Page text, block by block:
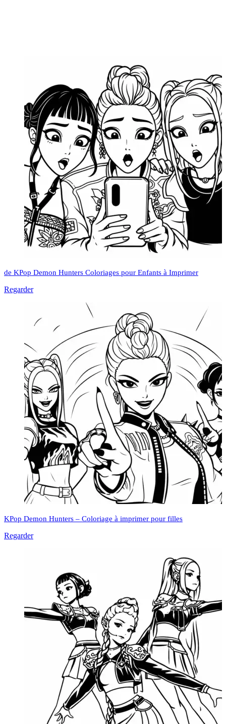
de KPop Demon Hunters Coloriages pour Enfants à Imprimer
Regarder
KPop Demon Hunters – Coloriage à imprimer pour filles
Regarder